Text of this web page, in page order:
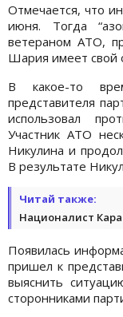
Отмечается, что
июня. Тогда
ветераном АТО,
Шария имеет свой
В какое-то
представителя
использовал
Участник АТО
Никулина и
В результате
Читай также:
Националист
Появилась
пришел к
выяснить
сторонниками